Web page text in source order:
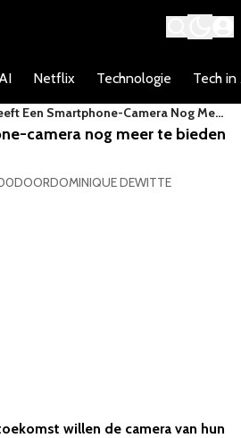
Netflix Technologie Tech in
Een Smartphone-Camera Nog Meer
Bieden Dan Selfies?
camera nog meer te bieden
DOORDOMINIQUE DEWITTE
willen de camera van hun